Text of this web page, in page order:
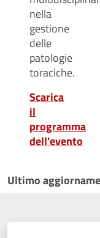
nella
gestione
delle
patologie
toraciche.
Scarica
il
programma
dell'evento
Ultimo